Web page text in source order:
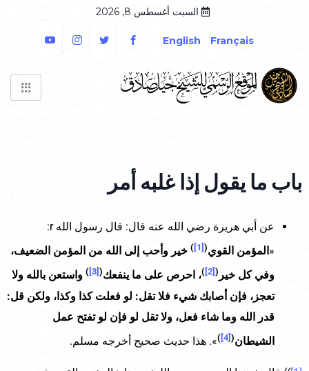
السبت أغسطس 8, 2026
Français
English
باب ما يقول إذا غلبه أمر
عن أبي هريرة رضي الله عنه قال: قال رسول الله r:
« المؤمن القوي(
[1]
) خير وأحب إلى الله من المؤمن الضعيف،
وفي كل خير (
[2]
)، احرص على ما ينفعك(
[3]
) واستعن بالله ولا
تعجز، فإن أصابك شيء فلا تقل: لو فعلت كذا وكذا، ولكن قل:
قدر الله وما شاء فعل، ولا تقل لو فإن لو تفتح عمل
الشيطان(
[4]
)». هذا حديث صحيح أخرجه مسلم.